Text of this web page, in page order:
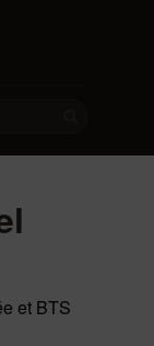
et BTS